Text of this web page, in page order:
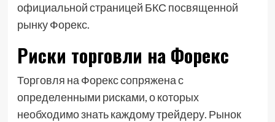
официальной страницей БКС посвященной
рынку Форекс.
Риски торговли на Форекс
Торговля на Форекс сопряжена с
определенными рисками, о которых
необходимо знать каждому трейдеру. Рынок